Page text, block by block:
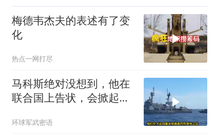
梅德韦杰夫的表述有了变
化
热点一网打尽
马科斯绝对没想到，他在
联合国上告状，会掀起中
环球军武密语